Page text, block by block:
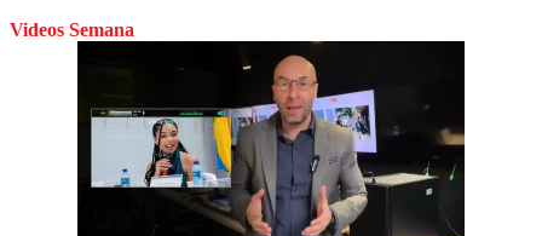
Videos Semana